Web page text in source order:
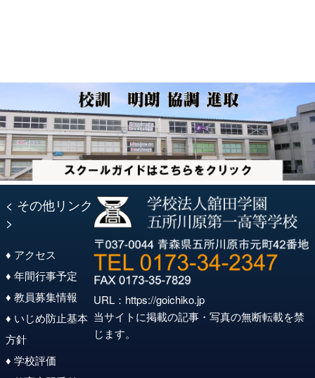
ョ
ン
< その他リンク
>
♦ アクセス
♦ 年間行事予定
♦ 教員募集情報
♦ いじめ防止基本
方針
♦ 学校評価
URL： https://goichiko.jp
当サイトに掲載の記事・写真の無断転載を禁
じます。